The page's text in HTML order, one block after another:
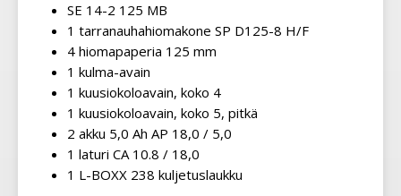
SE 14-2 125 MB
1 tarranauhahiomakone SP D125-8 H/F
4 hiomapaperia 125 mm
1 kulma-avain
1 kuusiokoloavain, koko 4
1 kuusiokoloavain, koko 5, pitkä
2 akku 5,0 Ah AP 18,0 / 5,0
1 laturi CA 10.8 / 18,0
1 L-BOXX 238 kuljetuslaukku